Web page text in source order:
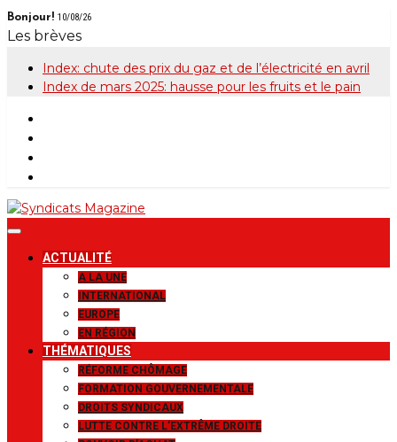
Skip
to
Bonjour! 10/08/26
Les brèves
Index: chute des prix du gaz et de l’électricité en avril
Index de mars 2025: hausse pour les fruits et le pain
Syndicats
Magazine
Le magazine de la FGTB
ACTUALITÉ
A LA UNE
INTERNATIONAL
EUROPE
EN RÉGION
THÉMATIQUES
RÉFORME CHÔMAGE
FORMATION GOUVERNEMENTALE
DROITS SYNDICAUX
LUTTE CONTRE L’EXTRÊME DROITE